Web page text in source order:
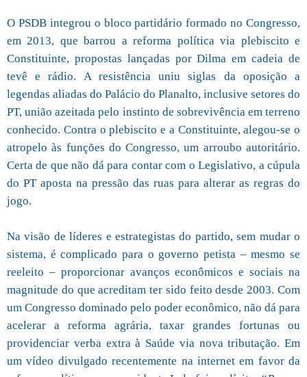
O PSDB integrou o bloco partidário formado no Congresso,
em 2013, que barrou a reforma política via plebiscito e
Constituinte, propostas lançadas por Dilma em cadeia de
tevê e rádio. A resistência uniu siglas da oposição a
legendas aliadas do Palácio do Planalto, inclusive setores do
PT, união azeitada pelo instinto de sobrevivência em terreno
conhecido. Contra o plebiscito e a Constituinte, alegou-se o
atropelo às funções do Congresso, um arroubo autoritário.
Certa de que não dá para contar com o Legislativo, a cúpula
do PT aposta na pressão das ruas para alterar as regras do
jogo.
Na visão de líderes e estrategistas do partido, sem mudar o
sistema, é complicado para o governo petista – mesmo se
reeleito – proporcionar avanços econômicos e sociais na
magnitude do que acreditam ter sido feito desde 2003. Com
um Congresso dominado pelo poder econômico, não dá para
acelerar a reforma agrária, taxar grandes fortunas ou
providenciar verba extra à Saúde via nova tributação. Em
um vídeo divulgado recentemente na internet em favor da